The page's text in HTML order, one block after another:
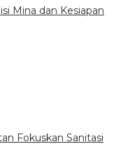
Mina dan Kesiapan
Fokuskan Sanitasi